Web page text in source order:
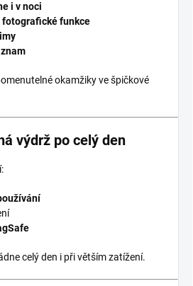
i v noci
fotografické funkce
okamžiky ve špičkové
výdrž po celý den
celý den i při větším zatížení.